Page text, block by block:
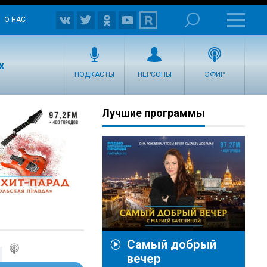
О НАС
ПОДКАСТЫ ПЕРСОНЫ ЭФИР
Лучшие программы
Самый добрый
вечер